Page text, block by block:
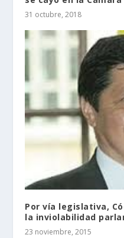
31 octubre, 2018
Por vía legislativa,
la inviolabilidad
23 noviembre, 2015